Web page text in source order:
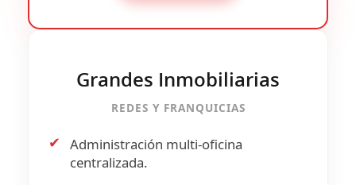
Grandes Inmobiliarias
REDES Y FRANQUICIAS
✔
Administración multi-oficina
centralizada.